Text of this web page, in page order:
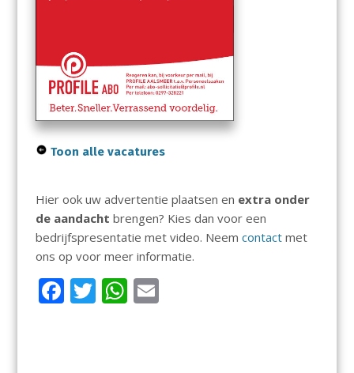
Toon alle vacatures
Hier ook uw advertentie plaatsen en extra onder
de aandacht brengen? Kies dan voor een
bedrijfspresentatie met video. Neem contactmet
ons op voor meer informatie.
F T W E